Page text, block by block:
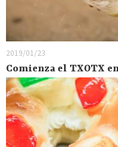
2019/01/23
Comienza el TXOTX